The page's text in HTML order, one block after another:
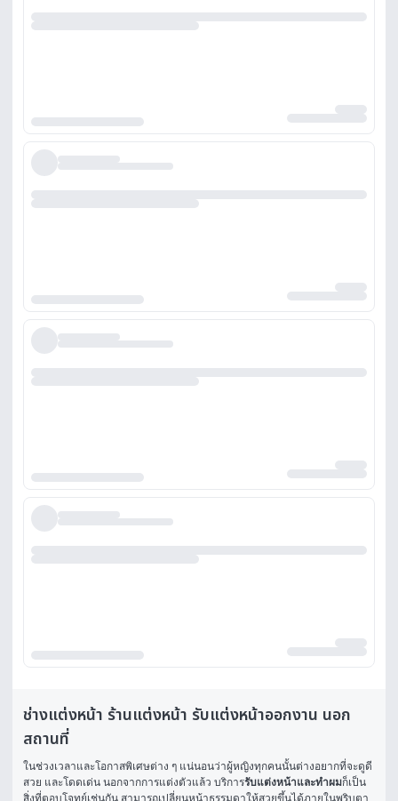
ช่างแต่งหน้า ร้านแต่งหน้า รับแต่งหน้าออกงาน นอก
สถานที่
ในช่วงเวลาและโอกาสพิเศษต่าง ๆ แน่นอนว่าผู้หญิงทุกคนนั้นต่างอยากที่จะดูดี
สวย และโดดเด่น นอกจากการแต่งตัวแล้ว บริการรับแต่งหน้าและทำผมก็เป็น
สิ่งที่ตอบโจทย์เช่นกัน สามารถเปลี่ยนหน้าธรรมดาให้สวยขึ้นได้ภายในพริบตา